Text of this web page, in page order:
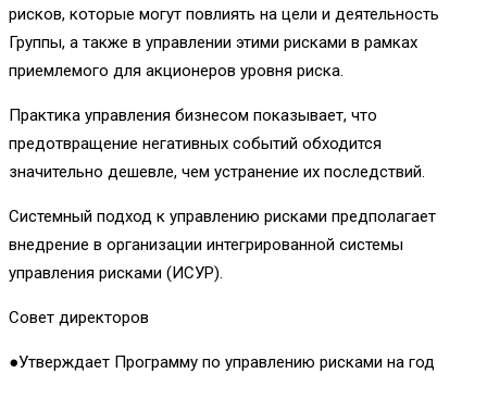
рисков, которые могут повлиять на цели и деятельность
Группы, а также в управлении этими рисками в рамках
приемлемого для акционеров уровня риска.
Практика управления бизнесом показывает, что
предотвращение негативных событий обходится
значительно дешевле, чем устранение их последствий.
Системный подход к управлению рисками предполагает
внедрение в организации интегрированной системы
управления рисками (ИСУР).
Совет директоров
●Утверждает Программу по управлению рисками на год